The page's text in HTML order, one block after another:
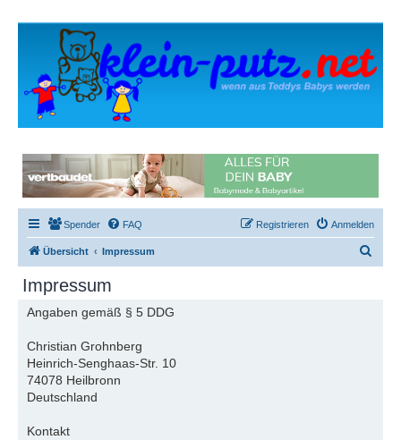
Spender FAQ Anmelden
Registrieren
Übersicht Impressum
Impressum
Angaben gemäß § 5 DDG
Christian Grohnberg
Heinrich-Senghaas-Str. 10
74078 Heilbronn
Deutschland
Kontakt